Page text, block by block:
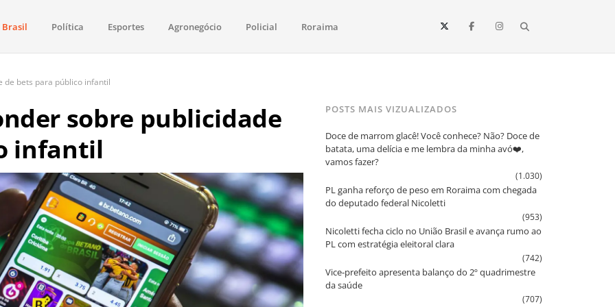
saúde, esportes, economia e os principais acontecimentos de Boa Vista e todo o estado de Roraima. Fique sempre informado
Brasil Política Esportes Agronegócio Policial Roraima
de bets para público infantil
sobre publicidade
infantil
POSTS MAIS VIZUALIZADOS
Doce de marrom glacê! Você conhece? Não? Doce de
batata, uma delícia e me lembra da minha avó❤️,
vamos fazer?
(1.030)
PL ganha reforço de peso em Roraima com chegada
do deputado federal Nicoletti
(953)
Nicoletti fecha ciclo no União Brasil e avança rumo ao
PL com estratégia eleitoral clara
(742)
Vice‑prefeito apresenta balanço do 2º quadrimestre
da saúde
(707)